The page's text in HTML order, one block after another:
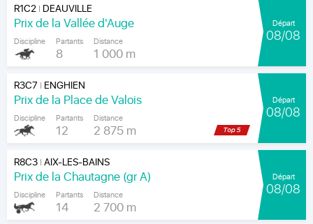
R1C2| DEAUVILLE
Prix de la Vallée d'Auge
Discipline Partants
8
Distance
1 000 m
Départ
08/08
R3C7 | ENGHIEN
Prix de la Place de Valois
Discipline Partants
12
Distance
2 875 m
Départ
08/08
R8C3|AIX-LES-BAINS
Prix de la Chautagne (gr A)
Discipline Partants
14
Distance
2 700 m
Départ
08/08